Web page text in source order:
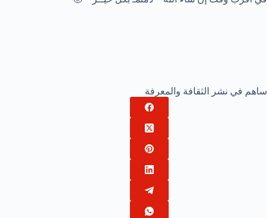
ساهم في نشر الثقافة والمعرفة